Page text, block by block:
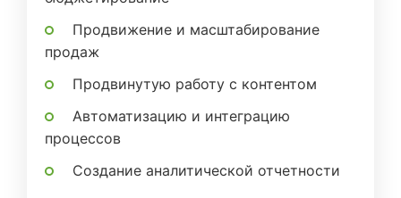
Продвижение и масштабирование
продаж
Продвинутую работу с контентом
Автоматизацию и интеграцию
процессов
Создание аналитической отчетности